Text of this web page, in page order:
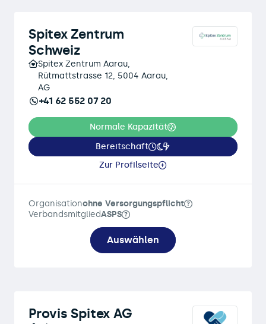
Spitex Zentrum
Schweiz
Spitex Zentrum Aarau,
Rütmattstrasse 12, 5004 Aarau,
AG
+41 62 552 07 20
Normale Kapazität
Bereitschaft
Zur Profilseite
Organisationohne Versorgungspflicht
VerbandsmitgliedASPS
Auswählen
Provis Spitex AG